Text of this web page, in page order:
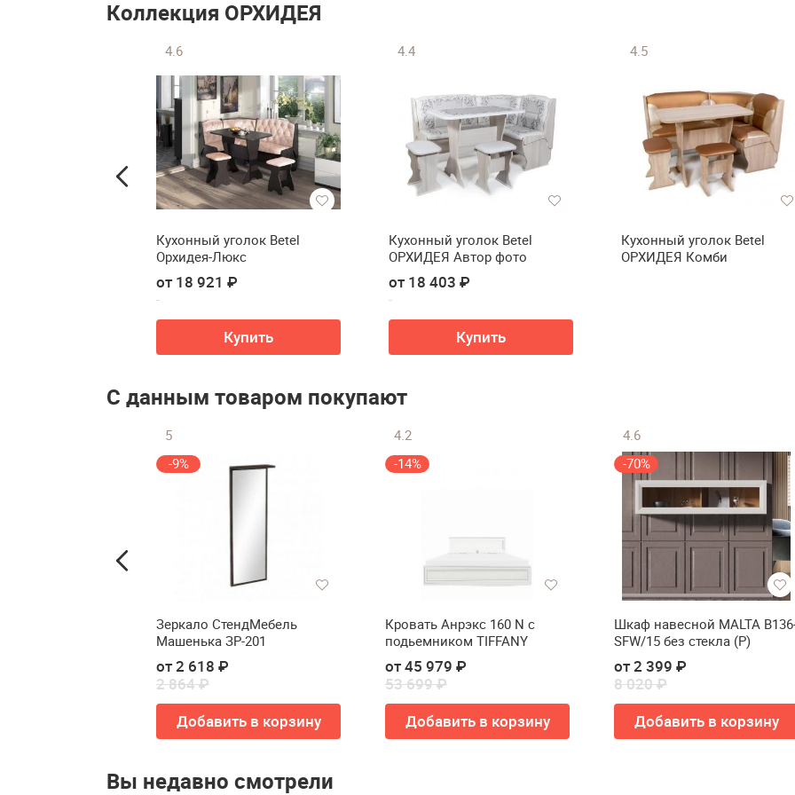
Коллекция ОРХИДЕЯ
4.6
Кухонный уголок Betel
Орхидея-Люкс
от 18 921 ₽
Купить
4.4
Кухонный уголок Betel
ОРХИДЕЯ Автор фото
от 18 403 ₽
Купить
4.5
Кухонный уголок Betel
ОРХИДЕЯ Комби
С данным товаром покупают
5
-9%
Зеркало СтендМебель
Машенька ЗР-201
от 2 618 ₽
2 864 ₽
Добавить в корзину
4.2
-14%
Кровать Анрэкс 160 N с
подьемником TIFFANY
от 45 979 ₽
53 699 ₽
Добавить в корзину
4.6
-70%
Шкаф навесной MALTA
SFW/15 без стекла (Р)
от 2 399 ₽
8 020 ₽
Добавить в корзину
Вы недавно смотрели